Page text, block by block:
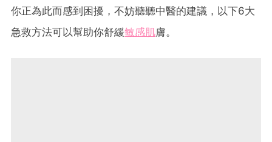
你正為此而感到困擾，不妨聽聽中醫的建議，以下6大
急救方法可以幫助你舒緩敏感肌膚。